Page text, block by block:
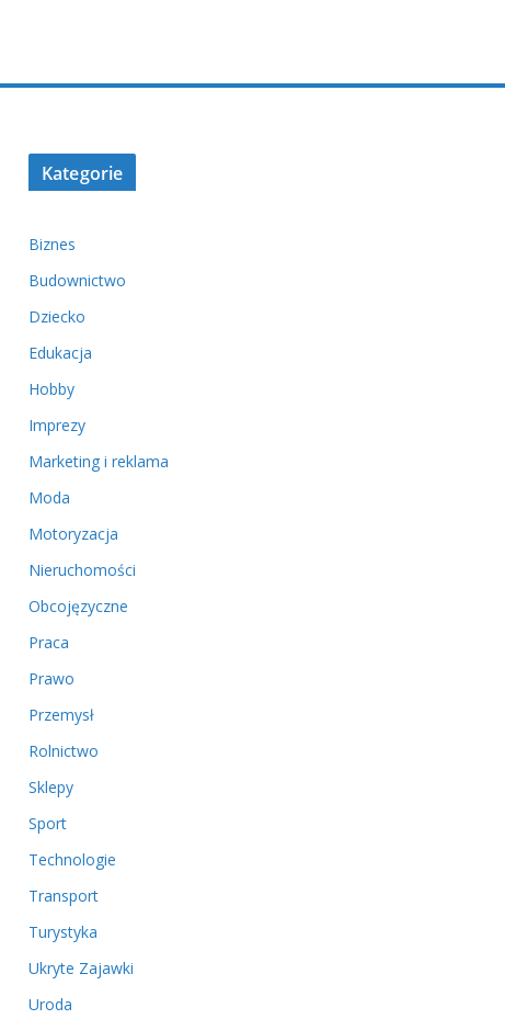
Kategorie
Biznes
Budownictwo
Dziecko
Edukacja
Hobby
Imprezy
Marketing i reklama
Moda
Motoryzacja
Nieruchomości
Obcojęzyczne
Praca
Prawo
Przemysł
Rolnictwo
Sklepy
Sport
Technologie
Transport
Turystyka
Ukryte Zajawki
Uroda